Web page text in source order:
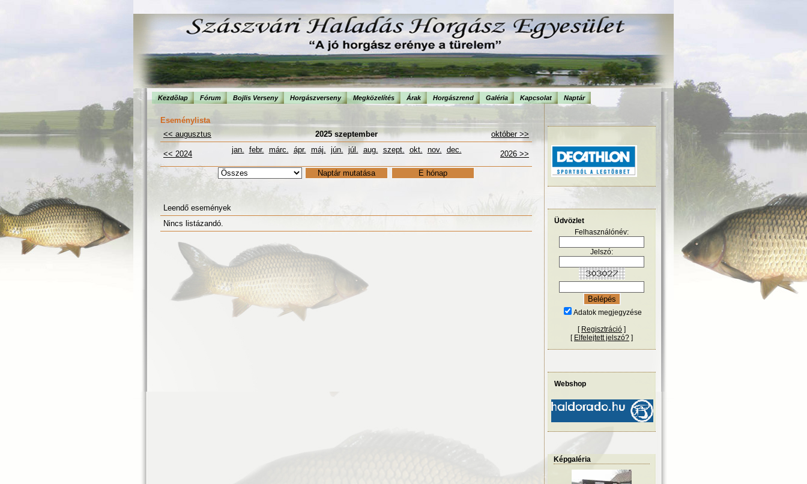
Kezdõlap Fórum Bojlis Verseny Horgászverseny Megközelítés Árak Horgászrend Galéria Kapcsolat Naptár
Eseménylista
<< augusztus
2025 szeptember október >>
<< 2024 jan. febr. márc. ápr. máj. jún. júl. aug. szept. okt. nov. dec. 2026 >>
Leendő események
Nincs listázandó.
Üdvözlet
Felhasználónév:
Jelszó:
Adatok megjegyzése
[ Regisztráció ]
[ Elfelejtett jelszó? ]
Webshop
Képgaléria